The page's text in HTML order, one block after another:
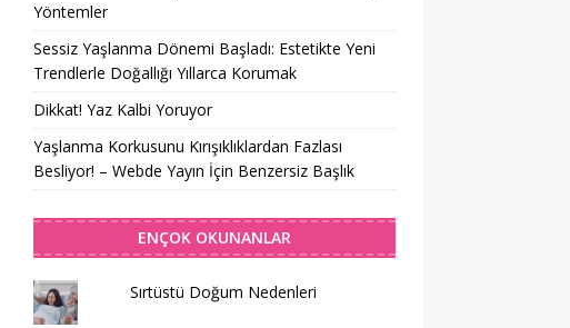
Yöntemler
Sessiz Yaşlanma Dönemi Başladı: Estetikte Yeni
Trendlerle Doğallığı Yıllarca Korumak
Dikkat! Yaz Kalbi Yoruyor
Yaşlanma Korkusunu Kırışıklıklardan Fazlası
Besliyor! – Webde Yayın İçin Benzersiz Başlık
ENÇOK OKUNANLAR
Sırtüstü Doğum Nedenleri